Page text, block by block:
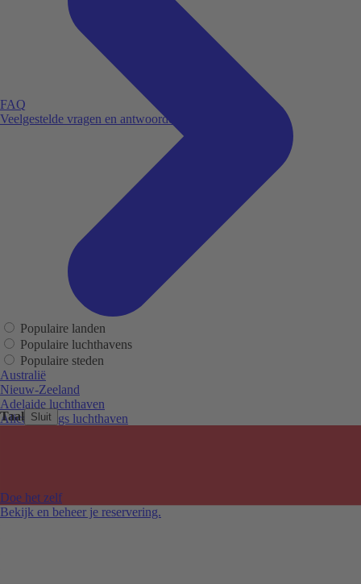
Taal Sluit
FAQ
Veelgestelde vragen en antwoorden.
Doe het zelf
Bekijk en beheer je reservering.
Populaire landen
Populaire luchthavens
Populaire steden
Australië
Nieuw-Zeeland
Adelaide luchthaven
Alice Springs luchthaven
Melbourne Tullamarine luchthaven
Perth luchthaven
Sydney luchthaven